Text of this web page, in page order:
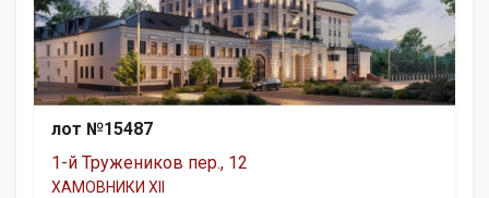
лот №15487
1-й Тружеников пер., 12
ХАМОВНИКИ XII